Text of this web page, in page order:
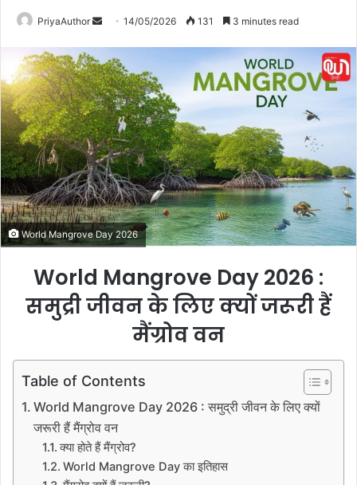
PriyaAuthor
n
d
a
n
e
m
a
i
l
14/05/2026 131 3 minutes read
World Mangrove Day 2026
World Mangrove Day 2026 :
समुद्री जीवन के लिए क्यों जरूरी हैं
मैंग्रोव वन
Table of Contents
World Mangrove Day 2026 : समुद्री जीवन के लिए क्यों
जरूरी हैं मैंग्रोव वन
क्या होते हैं मैंग्रोव?
World Mangrove Day का इतिहास